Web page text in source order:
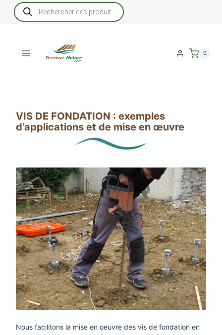
Recherche
de
produits
0
VIS DE FONDATION : exemples
d’applications et de mise en œuvre
Nous facilitons la mise en oeuvre des vis de fondation en